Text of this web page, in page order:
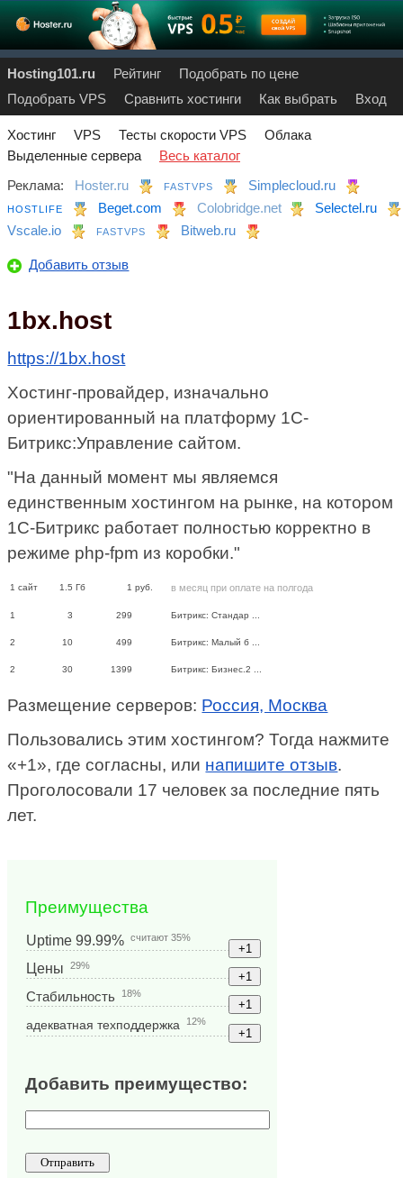
Hosting101.ru Рейтинг
Подобрать по цене
Подобрать VPS
Сравнить хостинги Как выбрать Вход
Хостинг VPS Тесты скорости VPS
Облака
Выделенные сервера
Весь каталог
Реклама:
Hoster.ru FASTVPS Simplecloud.ru
HOSTLIFE Beget.com Colobridge.net
Selectel.ru
Vscale.io
FASTVPS Bitweb.ru
Добавить отзыв
1bx.host
https://1bx.host
Хостинг-провайдер, изначально
ориентированный на платформу 1С-
Битрикс:Управление сайтом.
"На данный момент мы являемся
единственным хостингом на рынке, на котором
1С-Битрикс работает полностью корректно в
режиме php-fpm из коробки."
1 сайт 1.5 Гб 1 руб. в месяц при оплате на полгода
1 3 299 Битрикс: Стандар ...
2 10 499 Битрикс: Малый б ...
2 30 1399 Битрикс: Бизнес.2 ...
Размещение серверов: Россия, Москва
Пользовались этим хостингом? Тогда нажмите
«+1», где согласны, или напишите отзыв.
Проголосовали 17 человек за последние пять
лет.
Преимущества
Uptime 99.99% считают 35%
Цены 29%
Стабильность 18%
адекватная техподдержка 12%
Добавить преимущество: